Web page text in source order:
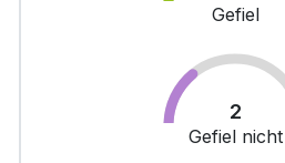
Gefiel
2
Gefiel nicht